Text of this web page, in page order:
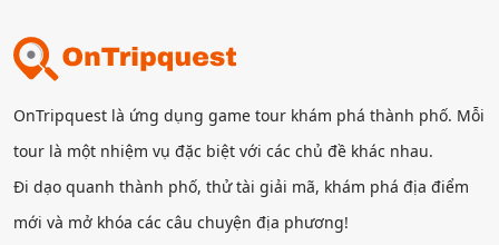
OnTripquest là ứng dụng game tour khám phá thành phố. Mỗi
tour là một nhiệm vụ đặc biệt với các chủ đề khác nhau.
Đi dạo quanh thành phố, thử tài giải mã, khám phá địa điểm
mới và mở khóa các câu chuyện địa phương!